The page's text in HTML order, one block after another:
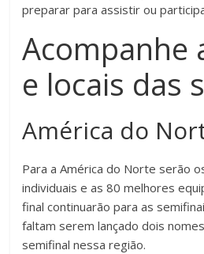
preparar para assistir ou
Acompanhe
e locais das
América do
Para a América do Norte serão
individuais e as 80 melhores
final continuarão para as
faltam serem lançado dois
semifinal nessa região.